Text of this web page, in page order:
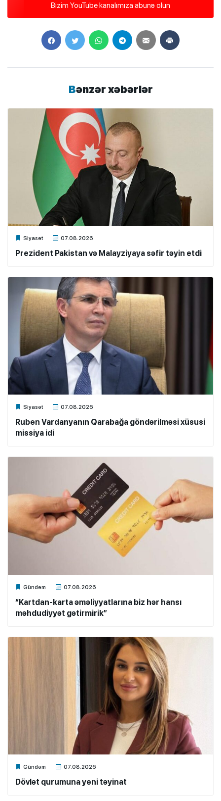
Bizim YouTube kanalımıza abunə olun
Bənzər xəbərlər
Siyasət 07.08.2026
Xalq.Online
Prezident Pakistan və Malayziyaya səfir təyin etdi
Siyasət 07.08.2026
Xalq.Online
Ruben Vardanyanın Qarabağa göndərilməsi xüsusi
missiya idi
Gündəm 07.08.2026
Xalq.Online
“Kartdan-karta əməliyyatlarına biz hər hansı
məhdudiyyət gətirmirik”
Gündəm 07.08.2026
Xalq.Online
Dövlət qurumuna yeni təyinat